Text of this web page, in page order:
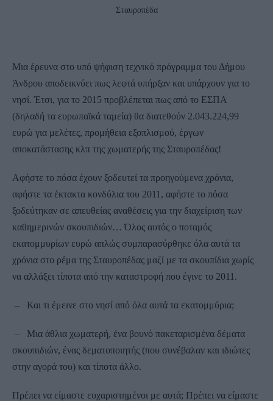
Σταυροπέδα
Μια έρευνα στο υπό ψήφιση τεχνικό πρόγραμμα του Δήμου
Άνδρου αποδεικνύει πως λεφτά υπήρξαν και υπάρχουν για το
νησί. Έτσι, για το 2015 προβλέπεται πως από το ΕΣΠΑ
(δηλαδή τα ευρωπαϊκά ταμεία) θα διατεθούν 2.043.224,99
ευρώ για μελέτες, προμήθεια εξοπλισμού, έργων
αποκατάστασης κλπ της χωματερής της Σταυροπέδας!
Αφήστε το πόσα έχουν ξοδευτεί τα προηγούμενα χρόνια,
αφήστε τα έκτακτα κονδύλια του 2011, αφήστε το πόσα
ξοδεύτηκαν σε απευθείας αναθέσεις για την διαχείριση των
καθημερινών σκουπιδιών… Όλος αυτός ο ποταμός
εκατομμυρίων ευρώ απλώς συμπαρασύρθηκε όλα αυτά τα
χρόνια στο ρέμα της Σταυροπέδας μαζί με τα σκουπίδια χωρίς
να αλλάξει τίποτα από την καταστροφή που έγινε το 2011.
– Και τι έμεινε στο νησί από όλα αυτά τα εκατομμύρια;
– Μια άθλια χωματερή, ένα βουνό πακεταρισμένα δέματα
σκουπιδιών, ένας δεματοποιητής (που συνέβαλαν και ιδιώτες
στην αγορά του) και τίποτα άλλο.
Πρέπει να είμαστε ευχαριστημένοι με αυτά; Πρέπει να είμαστε